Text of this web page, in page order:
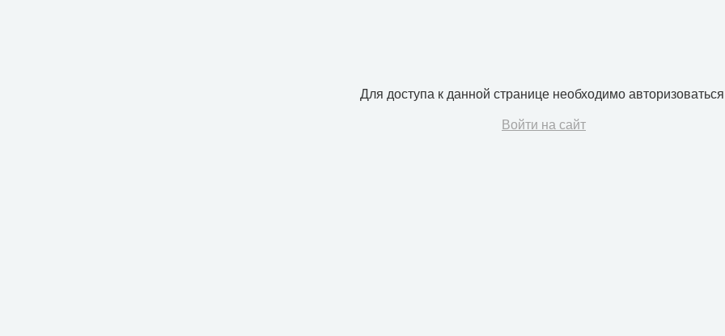
Для доступа к данной странице необходимо
Войти на сайт